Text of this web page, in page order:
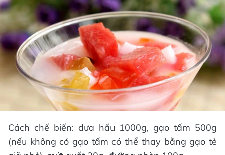
Cách chế biến: dưa hấu 1000g, gạo tấm 500g
(nếu không có gạo tấm có thể thay bằng gạo tẻ